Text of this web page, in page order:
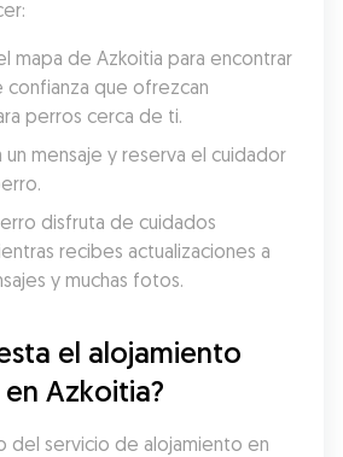
mapa de Azkoitia para encontrar
confianza que ofrezcan
perros cerca de ti.
un mensaje y reserva el cuidador
disfruta de cuidados
recibes actualizaciones a
y muchas fotos.
el alojamiento
Azkoitia?
del servicio de alojamiento en